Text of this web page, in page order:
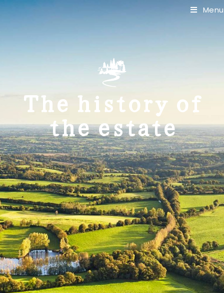
Menu
The history of
the estate